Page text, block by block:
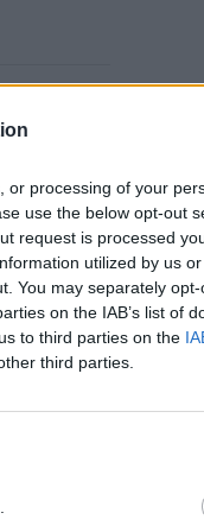
or processing of your
use the below opt-out
request is processed
utilized by us
You may separately
on the IAB’s list of
to third parties on the
third parties.
η
κάτι